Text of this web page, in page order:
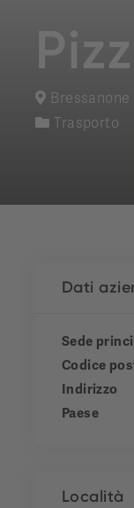
Bressanone
Trasporto
Dati
Sede
Codice
Indirizzo
Paese
Località